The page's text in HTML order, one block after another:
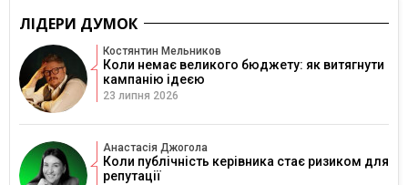
ЛІДЕРИ ДУМОК
Костянтин Мельников
Коли немає великого бюджету: як витягнути
кампанію ідеєю
23 липня 2026
Анастасія Джогола
Коли публічність керівника стає ризиком для
репутації